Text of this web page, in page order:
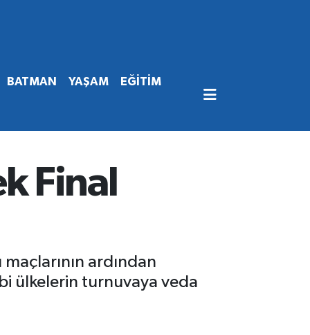
BATMAN YAŞAM EĞİTİM
Final
ardından
ülkelerin turnuvaya veda